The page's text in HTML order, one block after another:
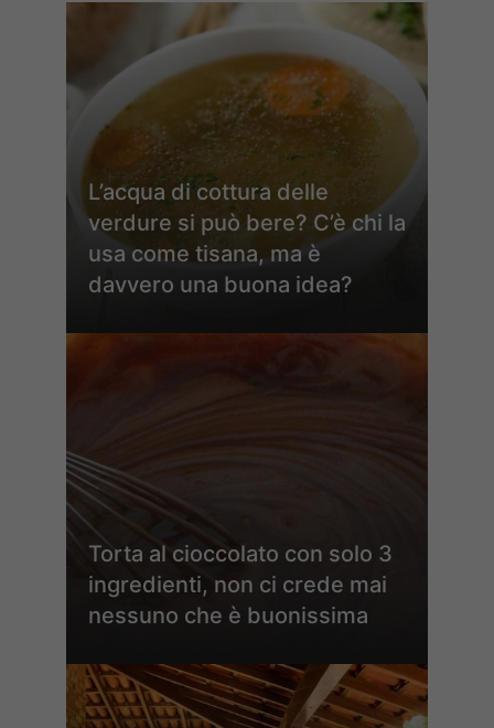
L’acqua di cottura delle
verdure si può bere? C’è chi la
usa come tisana, ma è
davvero una buona idea?
Torta al cioccolato con solo 3
ingredienti, non ci crede mai
nessuno che è buonissima